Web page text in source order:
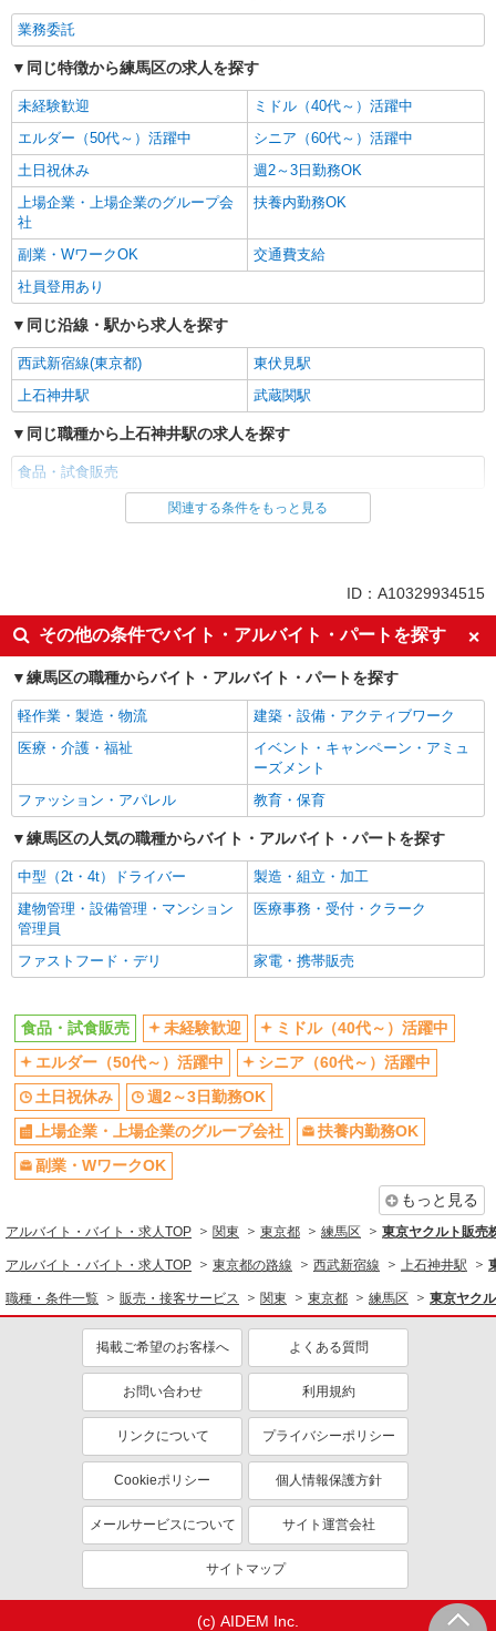
業務委託
同じ特徴から練馬区の求人を探す
未経験歓迎
ミドル（40代～）活躍中
エルダー（50代～）活躍中
シニア（60代～）活躍中
土日祝休み
週2～3日勤務OK
上場企業・上場企業のグループ会
社
扶養内勤務OK
副業・WワークOK
交通費支給
社員登用あり
同じ沿線・駅から求人を探す
西武新宿線(東京都)
東伏見駅
上石神井駅
武蔵関駅
同じ職種から上石神井駅の求人を探す
食品・試食販売
同じ雇用形態から上石神井駅の求人を探す
未経験歓迎
ミドル（40代～）活躍中
エルダー（50代～）活躍中
シニア（60代～）活躍中
土日祝休み
週2～3日勤務OK
上場企業・上場企業のグループ会
社
扶養内勤務OK
交通費支給
社員登用あり
同じ職種から求人を探す
販売・接客サービス
食品・試食販売
同じ特徴から求人を探す
土日祝休み
週2～3日勤務OK
上場企業・上場企業のグループ会
社
扶養内勤務OK
副業・WワークOK
交通費支給
社員登用あり
関連する条件をもっと見る
ID：A10329934515
その他の条件でバイト・アルバイト・パートを探す
練馬区の職種からバイト・アルバイト・パートを探す
軽作業・製造・物流
建築・設備・アクティブワーク
医療・介護・福祉
イベント・キャンペーン・アミュ
ーズメント
ファッション・アパレル
教育・保育
練馬区の人気の職種からバイト・アルバイト・パートを探す
中型（2t・4t）ドライバー
製造・組立・加工
建物管理・設備管理・マンション
管理員
医療事務・受付・クラーク
ファストフード・デリ 家電・携帯販売
食品・試食販売 未経験歓迎
ミドル（40代～）活躍中
エルダー（50代～）活躍中
シニア（60代～）活躍中
土日祝休み
週2～3日勤務OK
上場企業・上場企業のグループ会社
扶養内勤務OK
副業・WワークOK
もっと見る
アルバイト・バイト・求人TOP 関東 東京都 練馬区 東京ヤクルト販売
アルバイト・バイト・求人TOP 東京都の路線 西武新宿線 上石神井駅
職種・条件一覧 販売・接客サービス 関東 東京都 練馬区 東京ヤク
掲載ご希望のお客様へ よくある質問
お問い合わせ 利用規約
リンクについて プライバシーポリシー
Cookieポリシー 個人情報保護方針
メールサービスについて サイト運営会社
サイトマップ
(c) AIDEM Inc.